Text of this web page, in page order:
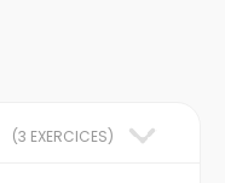
(3 EXERCICES)